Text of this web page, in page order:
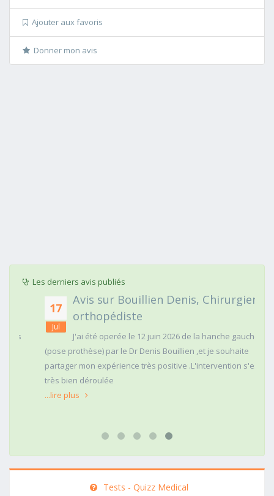
Ajouter aux favoris
Donner mon avis
Les derniers avis publiés
17
Jul
Avis sur Bouillien Denis, Chirurgien
orthopédiste
J'ai été operée le 12 juin 2026 de la hanche gauche
(pose prothèse) par le Dr Denis Bouillien ,et je souhaite
partager mon expérience très positive .L'intervention s'est
très bien déroulée
...lire plus
Tests - Quizz Medical